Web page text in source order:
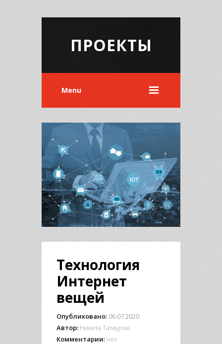
ПРОЕКТЫ
Menu
Технология
Интернет
вещей
Опубликовано: 06.07.2020
Автор: Никита Татауров
Комментарии: нет